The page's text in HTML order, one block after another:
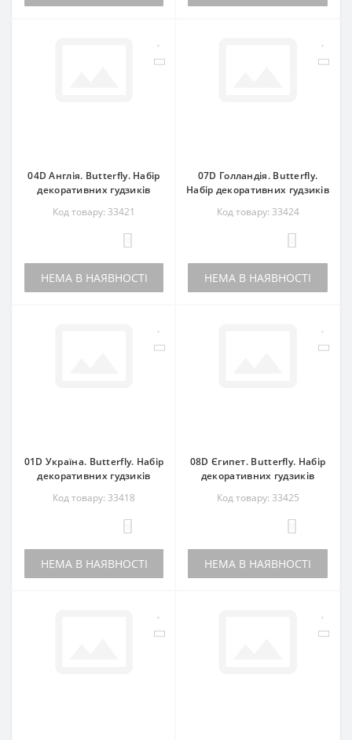
04D Англія. Butterfly. Набір
декоративних гудзиків
Код товару: 33421
НЕМА В НАЯВНОСТІ
07D Голландія. Butterfly.
Набір декоративних гудзиків
Код товару: 33424
НЕМА В НАЯВНОСТІ
01D Україна. Butterfly. Набір
декоративних гудзиків
Код товару: 33418
НЕМА В НАЯВНОСТІ
08D Єгипет. Butterfly. Набір
декоративних гудзиків
Код товару: 33425
НЕМА В НАЯВНОСТІ